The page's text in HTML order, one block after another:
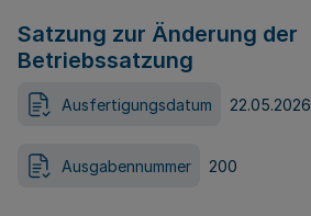
Satzung zur Änderung der
Betriebssatzung
Ausfertigungsdatum 22.05.2026
Ausgabennummer 200